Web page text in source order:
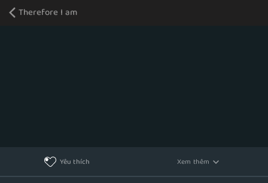
Therefore I am
Yêu thích Xem thêm